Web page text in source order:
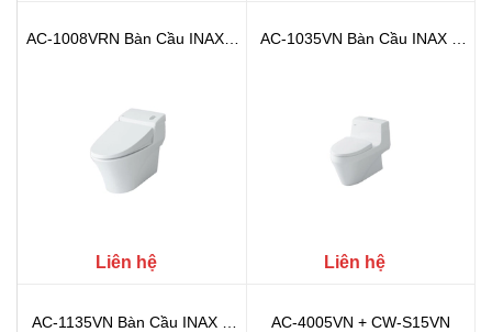
AC-1008VRN Bàn Cầu INAX 1
Liên hệ
AC-1035VN Bàn Cầu INAX 1
Liên hệ
AC-1135VN Bàn Cầu INAX 1
AC-4005VN + CW-S15VN